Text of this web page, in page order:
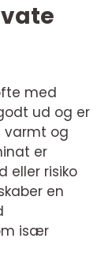
med
ud og er
varmt og
er
eller risiko
en
især